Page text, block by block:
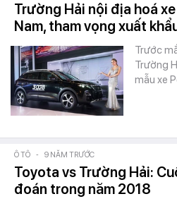
Trường Hải nội địa hoá
Nam, tham vọng xuất
Trước
Trường
mẫu xe
Ô TÔ - 9 NĂM TRƯỚC
Toyota vs Trường Hải:
đoán trong năm 2018